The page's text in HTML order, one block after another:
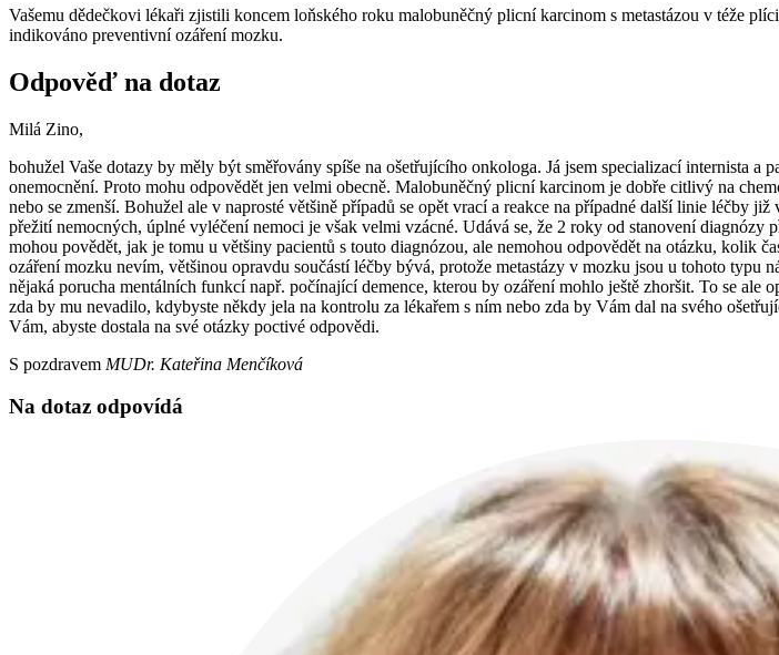
Vašemu dědečkovi lékaři zjistili koncem loňského roku malobuněčný plicní karcinom s metastázou v téže
indikováno preventivní ozáření mozku.
Odpověď na dotaz
Milá Zino,
bohužel Vaše dotazy by měly být směřovány spíše na ošetřujícího onkologa. Já jsem specializací internista
onemocnění. Proto mohu odpovědět jen velmi obecně. Malobuněčný plicní karcinom je dobře citlivý na
nebo se zmenší. Bohužel ale v naprosté většině případů se opět vrací a reakce na případné další linie léčby
přežití nemocných, úplné vyléčení nemoci je však velmi vzácné. Udává se, že 2 roky od stanovení diagnózy
mohou povědět, jak je tomu u většiny pacientů s touto diagnózou, ale nemohou odpovědět na otázku, kolik
ozáření mozku nevím, většinou opravdu součástí léčby bývá, protože metastázy v mozku jsou u tohoto typu
nějaká porucha mentálních funkcí např. počínající demence, kterou by ozáření mohlo ještě zhoršit. To se ale
zda by mu nevadilo, kdybyste někdy jela na kontrolu za lékařem s ním nebo zda by Vám dal na svého
Vám, abyste dostala na své otázky poctivé odpovědi.
S pozdravem MUDr. Kateřina Menčíková
Na dotaz odpovídá